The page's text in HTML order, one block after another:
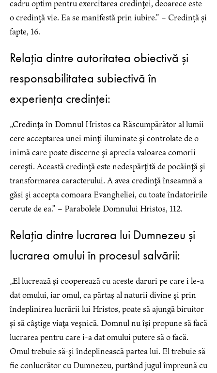
cadru optim pentru exercitarea credinţei, deoarece este
o credinţă vie. Ea se manifestă prin iubire.” – Credință și
fapte, 16.
Relația dintre autoritatea obiectivă și
responsabilitatea subiectivă în
experiența credinței:
„Credinţa în Domnul Hristos ca Răscumpărător al lumii
cere acceptarea unei minţi iluminate şi controlate de o
inimă care poate discerne şi aprecia valoarea comorii
cereşti. Această credinţă este nedespărţită de pocăinţă şi
transformarea caracterului. A avea credinţă înseamnă a
găsi şi accepta comoara Evangheliei, cu toate îndatoririle
cerute de ea.” – Parabolele Domnului Hristos, 112.
Relația dintre lucrarea lui Dumnezeu și
lucrarea omului în procesul salvării:
„El lucrează şi cooperează cu aceste daruri pe care i le-a
dat omului, iar omul, ca părtaş al naturii divine şi prin
îndeplinirea lucrării lui Hristos, poate să ajungă biruitor
şi să câştige viaţa veşnică. Domnul nu îşi propune să facă
lucrarea pentru care i-a dat omului putere să o facă.
Omul trebuie să-şi îndeplinească partea lui. El trebuie să
fie conlucrător cu Dumnezeu, purtând jugul împreună cu